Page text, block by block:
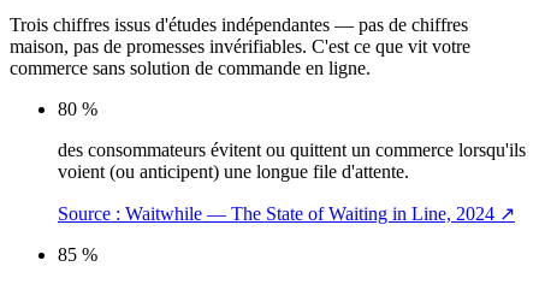
Trois chiffres issus d'études indépendantes — pas de chiffres
maison, pas de promesses invérifiables. C'est ce que vit votre
commerce sans solution de commande en ligne.
80 %
des consommateurs évitent ou quittent un commerce lorsqu'ils
voient (ou anticipent) une longue file d'attente.
Source : Waitwhile — The State of Waiting in Line, 2024 ↗
85 %